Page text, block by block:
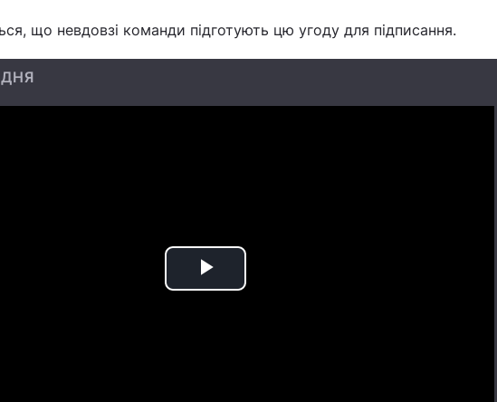
що невдовзі команди підготують цю угоду для підписання.
Play